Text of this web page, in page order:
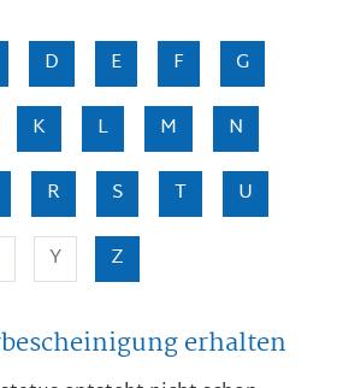
D E F
G
K L M
N
R S T
U
Y Z
erhalten